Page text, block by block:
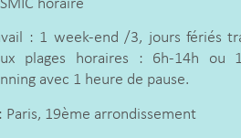
horaire
: 1 week-end /3, jours fériés
plages horaires : 6h-14h ou
avec 1 heure de pause.
Paris, 19ème arrondissement